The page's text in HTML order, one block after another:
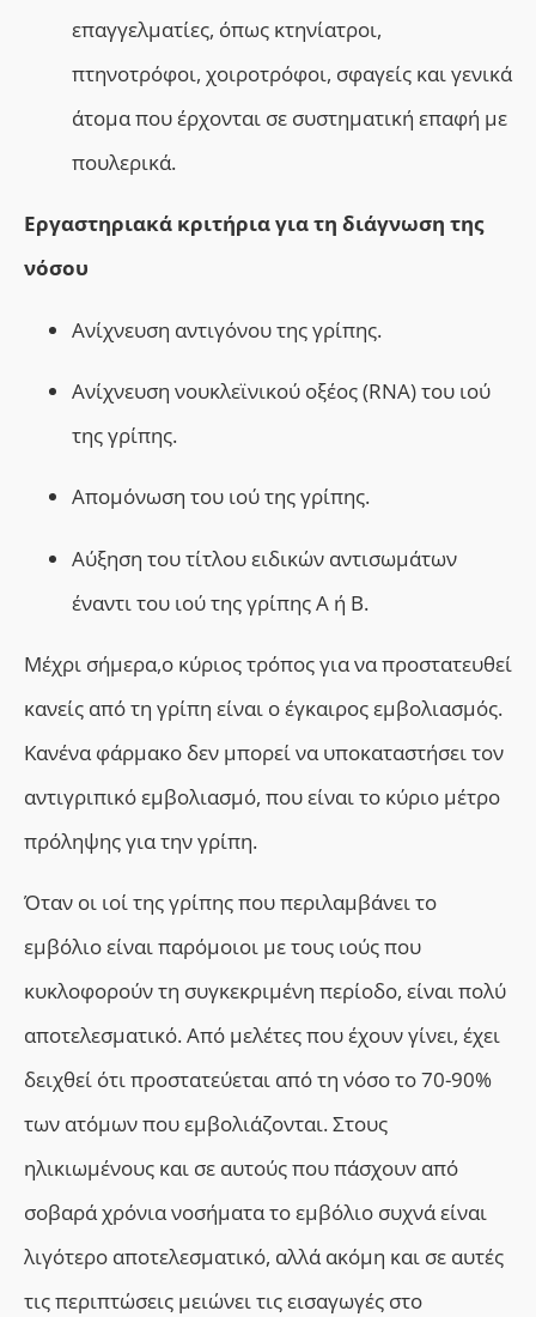
επαγγελματίες, όπως κτηνίατροι,
πτηνοτρόφοι, χοιροτρόφοι, σφαγείς και γενικά
άτομα που έρχονται σε συστηματική επαφή με
πουλερικά.
Εργαστηριακά κριτήρια για τη διάγνωση της
νόσου
Ανίχνευση αντιγόνου της γρίπης.
Ανίχνευση νουκλεϊνικού οξέος (RNA) του ιού
της γρίπης.
Απομόνωση του ιού της γρίπης.
Αύξηση του τίτλου ειδικών αντισωμάτων
έναντι του ιού της γρίπης Α ή Β.
Μέχρι σήμερα,ο κύριος τρόπος για να προστατευθεί
κανείς από τη γρίπη είναι ο έγκαιρος εμβολιασμός.
Κανένα φάρμακο δεν μπορεί να υποκαταστήσει τον
αντιγριπικό εμβολιασμό, που είναι το κύριο μέτρο
πρόληψης για την γρίπη.
Όταν οι ιοί της γρίπης που περιλαμβάνει το
εμβόλιο είναι παρόμοιοι με τους ιούς που
κυκλοφορούν τη συγκεκριμένη περίοδο, είναι πολύ
αποτελεσματικό. Από μελέτες που έχουν γίνει, έχει
δειχθεί ότι προστατεύεται από τη νόσο το 70-90%
των ατόμων που εμβολιάζονται. Στους
ηλικιωμένους και σε αυτούς που πάσχουν από
σοβαρά χρόνια νοσήματα το εμβόλιο συχνά είναι
λιγότερο αποτελεσματικό, αλλά ακόμη και σε αυτές
τις περιπτώσεις μειώνει τις εισαγωγές στο